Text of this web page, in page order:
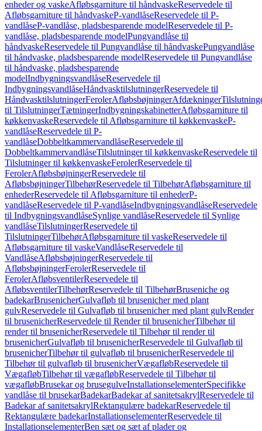
enheder og vaskeAfløbsgarniture til håndvaskeReservedele til
Afløbsgarniture til håndvaskeP-vandlåseReservedele til P-
vandlåseP-vandlåse, pladsbesparende modelReservedele til P-
vandlåse, pladsbesparende modelPungvandlåse til
håndvaskeReservedele til Pungvandlåse til håndvaskePungvandlåse
til håndvaske, pladsbesparende modelReservedele til Pungvandlåse
til håndvaske, pladsbesparende
modelIndbygningsvandlåseReservedele til
IndbygningsvandlåseHåndvasktilslutningerReservedele til
HåndvasktilslutningerFerolerAfløbsbøjningerAfdækninger
til TilslutningerTætningerIndbygningskabinetterAfløbsgarniture til
køkkenvaskeReservedele til Afløbsgarniture til køkkenvaskeP-
vandlåseReservedele til P-
vandlåseDobbeltkammervandlåseReservedele til
DobbeltkammervandlåseTilslutninger til køkkenvaskeReservedele til
Tilslutninger til køkkenvaskeFerolerReservedele til
FerolerAfløbsbøjningerReservedele til
AfløbsbøjningerTilbehørReservedele til TilbehørAfløbsgarniture til
enhederReservedele til Afløbsgarniture til enhederP-
vandlåseReservedele til P-vandlåseIndbygningsvandlåseReservedele
til IndbygningsvandlåseSynlige vandlåseReservedele til Synlige
vandlåseTilslutningerReservedele til
TilslutningerTilbehørAfløbsgarniture til vaskeReservedele til
Afløbsgarniture til vaskeVandlåseReservedele til
VandlåseAfløbsbøjningerReservedele til
AfløbsbøjningerFerolerReservedele til
FerolerAfløbsventilerReservedele til
AfløbsventilerTilbehørReservedele til TilbehørBruseniche og
badekarBrusenicherGulvafløb til brusenicher med plant
gulvReservedele til Gulvafløb til brusenicher med plant gulvRender
til brusenicherReservedele til Render til brusenicherTilbehør til
render til brusenicherReservedele til Tilbehør til render til
brusenicherGulvafløb til brusenicherReservedele til Gulvafløb til
brusenicherTilbehør til gulvafløb til brusenicherReservedele til
Tilbehør til gulvafløb til brusenicherVægafløbReservedele til
VægafløbTilbehør til vægafløbReservedele til Tilbehør til
vægafløbBrusekar og brusegulveInstallationselementerSpecifikke
vandlåse til brusekarBadekarBadekar af sanitetsakrylReservedele til
Badekar af sanitetsakrylRektangulære badekarReservedele til
Rektangulære badekarInstallationselementerReservedele til
InstallationselementerBen sæt og sæt af plader og